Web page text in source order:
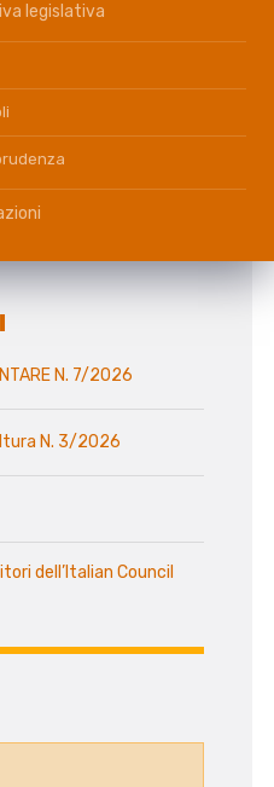
legislativa
N. 7/2026
N. 3/2026
dell’Italian Council